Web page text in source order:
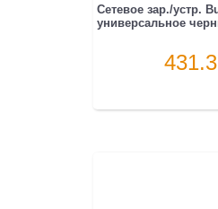
Сетевое зар./устр.
универсальное